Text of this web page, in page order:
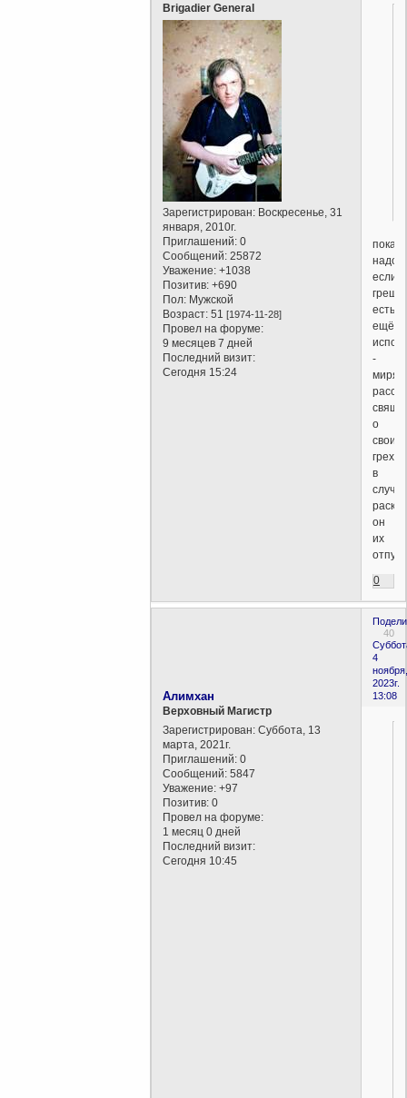
Brigadier General
Зарегистрирован: Воскресенье, 31
января, 2010г.
Приглашений: 0
Сообщений: 25872
Уважение: +1038
Позитив: +690
Пол: Мужской
Возраст: 51[1974-11-28]
Провел на форуме:
9 месяцев 7 дней
Последний визит:
Сегодня 15:24
надо
если
есть
ещё
-
о
своих
в
случае
он
их
0
40
4
ноября,
2023г.
13:08
Алимхан
Верховный Магистр
Зарегистрирован: Суббота, 13
марта, 2021г.
Приглашений: 0
Сообщений: 5847
Уважение: +97
Позитив: 0
Провел на форуме:
1 месяц 0 дней
Последний визит:
Сегодня 10:45